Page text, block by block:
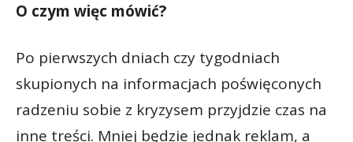
O czym więc mówić?
Po pierwszych dniach czy tygodniach
skupionych na informacjach poświęconych
radzeniu sobie z kryzysem przyjdzie czas na
inne treści. Mniej będzie jednak reklam, a